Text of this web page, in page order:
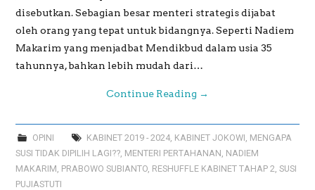
GALERI MEME
OCEHANBURUNG
PRICE LIST AK
STUDIO BOGOR
WEDDING AND
disebutkan. Sebagian besar menteri strategis dijabat
oleh orang yang tepat untuk bidangnya. Seperti Nadiem
Makarim yang menjadbat Mendikbud dalam usia 35
tahunnya, bahkan lebih mudah dari…
Continue Reading →
OPINI KABINET 2019 - 2024, KABINET JOKOWI MENGAPA
SUSI TIDAK DIPILIH LAGI?? MENTERI PERTAHANAN NADIEM
MAKARIM PRABOWO SUBIANTO RESHUFFLE KABINET TAHAP 2 ,SUSI
PUJIASTUTI